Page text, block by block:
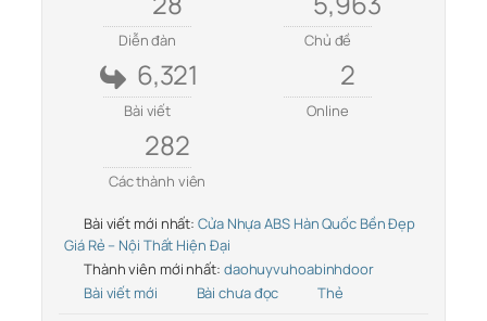
Diễn đàn Chủ đề
6,321
Bài viết
2
Online
282
Các thành viên
Bài viết mới nhất: Cửa Nhựa ABS Hàn Quốc Bền Đẹp
Giá Rẻ – Nội Thất Hiện Đại
Thành viên mới nhất: daohuyvuhoabinhdoor
Bài viết mới
Bài chưa đọc Thẻ